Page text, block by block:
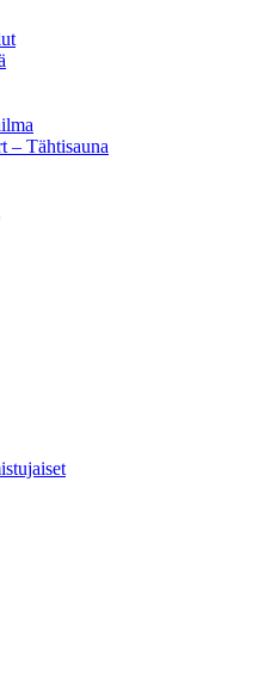
– Tähtisauna